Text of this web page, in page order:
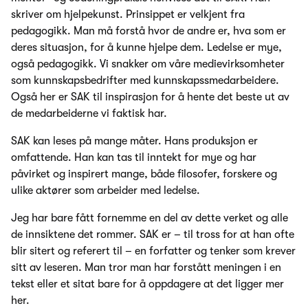
skriver om hjelpekunst. Prinsippet er velkjent fra
pedagogikk. Man må forstå hvor de andre er, hva som er
deres situasjon, for å kunne hjelpe dem. Ledelse er mye,
også pedagogikk. Vi snakker om våre medievirksomheter
som kunnskapsbedrifter med kunnskapssmedarbeidere.
Også her er SAK til inspirasjon for å hente det beste ut av
de medarbeiderne vi faktisk har.
SAK kan leses på mange måter. Hans produksjon er
omfattende. Han kan tas til inntekt for mye og har
påvirket og inspirert mange, både filosofer, forskere og
ulike aktører som arbeider med ledelse.
Jeg har bare fått fornemme en del av dette verket og alle
de innsiktene det rommer. SAK er – til tross for at han ofte
blir sitert og referert til – en forfatter og tenker som krever
sitt av leseren. Man tror man har forstått meningen i en
tekst eller et sitat bare for å oppdagere at det ligger mer
her.